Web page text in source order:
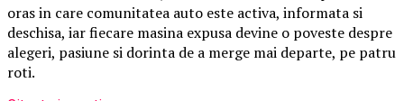
oras in care comunitatea auto este activa, informata si
deschisa, iar fiecare masina expusa devine o poveste despre
alegeri, pasiune si dorinta de a merge mai departe, pe patru
roti.